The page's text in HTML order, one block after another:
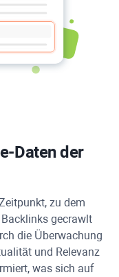
Daten der
zu dem
gecrawlt
die Überwachung
und Relevanz
was sich auf